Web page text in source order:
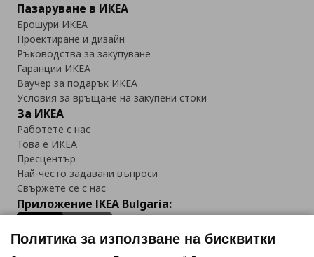
Пазаруване в ИКЕА
Брошури ИКЕА
Проектиране и дизайн
Ръководства за закупуване
Гаранции ИКЕА
Ваучер за подарък ИКЕА
Условия за връщане на закупени стоки
За ИКЕА
Работете с нас
Това е ИКЕА
Пресцентър
Най-често задавани въпроси
Свържете се с нас
Приложение IKEA Bulgaria:
Политика за използване на бисквитки